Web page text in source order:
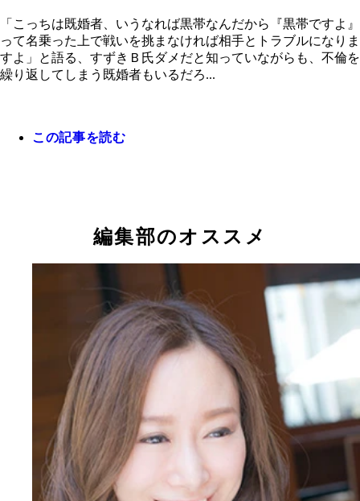
「こっちは既婚者、いうなれば黒帯なんだから『黒帯ですよ』
って名乗った上で戦いを挑まなければ相手とトラブルになりま
すよ」と語る、すずきＢ氏ダメだと知っていながらも、不倫を
繰り返してしまう既婚者もいるだろ...
この記事を読む
編集部のオススメ